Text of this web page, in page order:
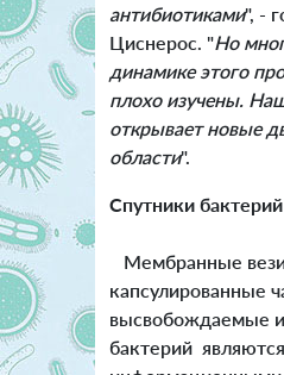
антибиотиками", -
Циснерос. "Но
динамике этого
плохо изучены.
открывает новые
области".
Спутники бактерий
Мембранные
капсулированные
высвобождаемые
бактерий являются